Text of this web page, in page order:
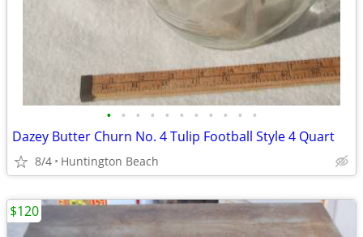
• • • • • • • • • • •
Dazey Butter Churn No. 4 Tulip Football Style 4 Quart
8/4 Huntington Beach
$120